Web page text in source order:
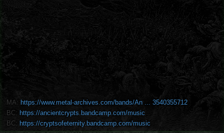
MA: https://www.metal-archives.com/bands/An ... 3540355712
BC: https://ancientcrypts.bandcamp.com/music
BC: https://cryptsofeternity.bandcamp.com/music